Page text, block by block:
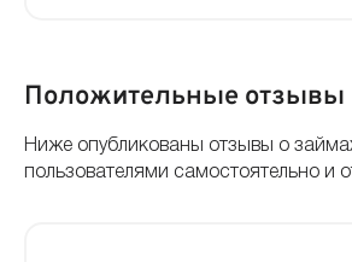
Положительные
Ниже опубликованы отзывы о
пользователями самостоятельно